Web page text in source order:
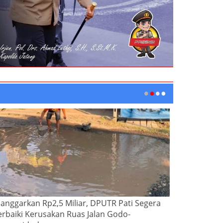
Rp2,5 Miliar, DPUTR Pati Segera
Kerusakan Ruas Jalan Godo-